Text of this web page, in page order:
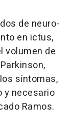
de neuro-
en ictus,
volumen de
síntomas,
y necesario
Ramos.